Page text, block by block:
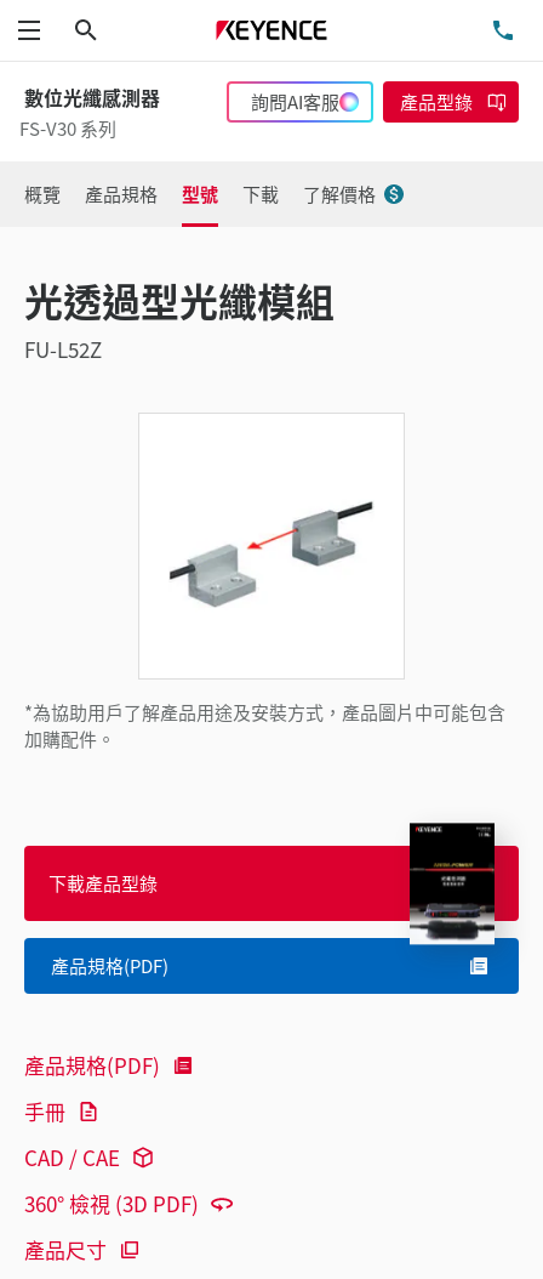
功能表
數位光纖感測器
FS-V30 系列
詢問AI客服 產品型錄
概覽 產品規格 型號 下載 了解價格
光透過型光纖模組
FU-L52Z
*為協助用戶了解產品用途及安裝方式，產品圖片中可能包含
加購配件。
下載產品型錄
產品規格(PDF)
產品規格(PDF)
手冊
CAD / CAE
360° 檢視 (3D PDF)
產品尺寸